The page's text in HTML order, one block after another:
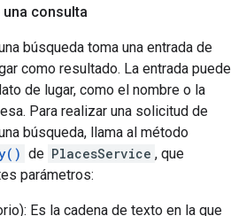
una consulta
búsqueda toma una entrada de
como resultado. La entrada puede
de lugar, como el nombre o la
Para realizar una solicitud de
búsqueda, llama al método
de PlacesService , que
parámetros:
Es la cadena de texto en la que